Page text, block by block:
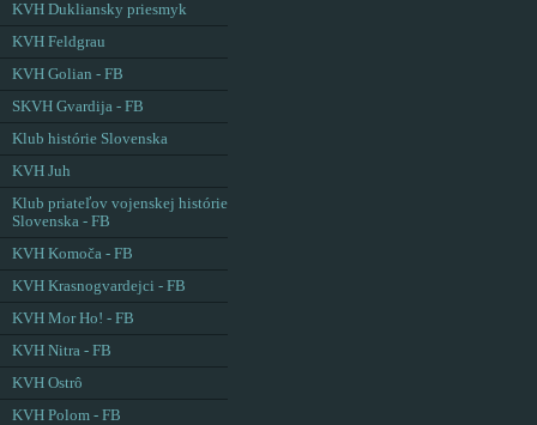
KVH Dukliansky priesmyk
KVH Feldgrau
KVH Golian - FB
SKVH Gvardija - FB
Klub histórie Slovenska
KVH Juh
Klub priateľov vojenskej histórie
Slovenska - FB
KVH Komoča - FB
KVH Krasnogvardejci - FB
KVH Mor Ho! - FB
KVH Nitra - FB
KVH Ostrô
KVH Polom - FB